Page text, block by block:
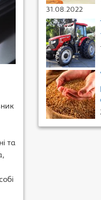
та
31.08.2022